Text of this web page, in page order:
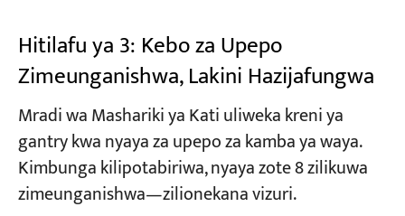
Hitilafu ya 3: Kebo za Upepo
Zimeunganishwa, Lakini Hazijafungwa
Mradi wa Mashariki ya Kati uliweka kreni ya
gantry kwa nyaya za upepo za kamba ya waya.
Kimbunga kilipotabiriwa, nyaya zote 8 zilikuwa
zimeunganishwa—zilionekana vizuri.